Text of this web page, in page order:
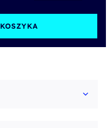
Automation
Foundation